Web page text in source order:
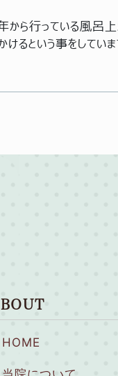
から行っている風呂
るという事をしてい
HOME